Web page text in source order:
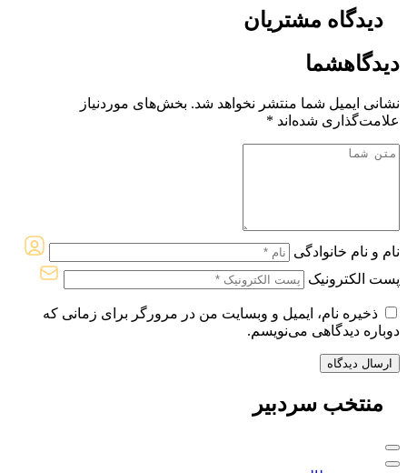
دیدگاه مشتریان
دیدگاهشما
نشانی ایمیل شما منتشر نخواهد شد. بخش‌های موردنیاز
علامت‌گذاری شده‌اند *
نام و نام خانوادگی
پست الکترونیک
ذخیره نام، ایمیل و وبسایت من در مرورگر برای زمانی که
دوباره دیدگاهی می‌نویسم.
منتخب سردبیر